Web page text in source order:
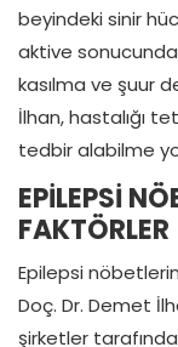
beyindeki sinir
aktive
kasılma ve şuur
İlhan, hastalığı
tedbir alabilme
EPİLEPSİ
FAKTÖRLER
Epilepsi
Doç. Dr. Demet
şirketler